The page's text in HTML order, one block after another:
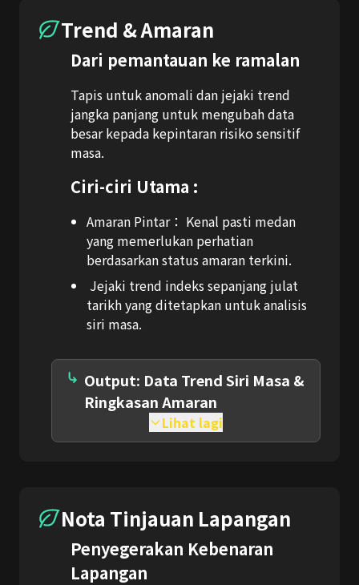
Trend & Amaran
Dari pemantauan ke ramalan
Tapis untuk anomali dan jejaki trend
jangka panjang untuk mengubah data
besar kepada kepintaran risiko sensitif
masa.
Ciri-ciri Utama :
Amaran Pintar： Kenal pasti medan
yang memerlukan perhatian
berdasarkan status amaran terkini.
Jejaki trend indeks sepanjang julat
tarikh yang ditetapkan untuk analisis
siri masa.
Output: Data Trend Siri Masa &
Ringkasan Amaran
Lihat lagi
Nota Tinjauan Lapangan
Penyegerakan Kebenaran
Lapangan